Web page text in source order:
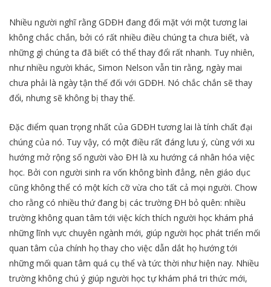
Nhiều người nghĩ rằng GDĐH đang đối mặt với một tương lai
không chắc chắn, bởi có rất nhiều điều chúng ta chưa biết, và
những gì chúng ta đã biết có thể thay đổi rất nhanh. Tuy nhiên,
như nhiều người khác, Simon Nelson vẫn tin rằng, ngày mai
chưa phải là ngày tận thế đối với GDĐH. Nó chắc chắn sẽ thay
đổi, nhưng sẽ không bị thay thế.
Đặc điểm quan trọng nhất của GDĐH tương lai là tính chất đại
chúng của nó. Tuy vậy, có một điều rất đáng lưu ý, cùng với xu
hướng mở rộng số người vào ĐH là xu hướng cá nhân hóa việc
học. Bởi con người sinh ra vốn không bình đẳng, nên giáo dục
cũng không thể có một kích cỡ vừa cho tất cả mọi người. Chow
cho rằng có nhiều thứ đang bị các trường ĐH bỏ quên: nhiều
trường không quan tâm tới việc kích thích người học khám phá
những lĩnh vực chuyên ngành mới, giúp người học phát triển mối
quan tâm của chính họ thay cho việc dẫn dắt họ hướng tới
những mối quan tâm quá cụ thể và tức thời như hiện nay. Nhiều
trường không chú ý giúp người học tự khám phá tri thức mới,